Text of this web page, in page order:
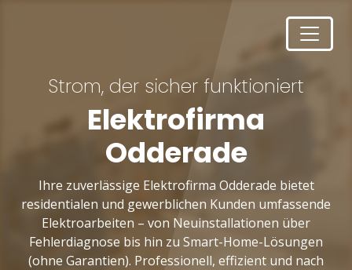
Strom, der sicher funktioniert
Elektrofirma
Odderade
Ihre zuverlässige Elektrofirma Odderade bietet
residentialen und gewerblichen Kunden umfassende
Elektroarbeiten – von Neuinstallationen über
Fehlerdiagnose bis hin zu Smart-Home-Lösungen
(ohne Garantien). Professionell, effizient und nach